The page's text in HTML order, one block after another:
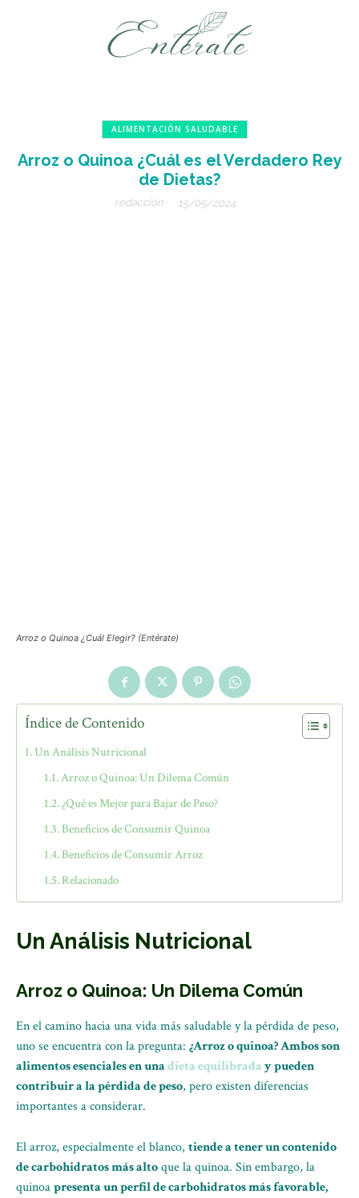
ALIMENTACIÓN SALUDABLE
Arroz o Quinoa ¿Cuál es el Verdadero Rey
de Dietas?
redacción 15/05/2024
Arroz o Quinoa ¿Cuál Elegir? (Entérate)
Índice de Contenido
Un Análisis Nutricional
Arroz o Quinoa: Un Dilema Común
¿Qué es Mejor para Bajar de Peso?
Beneficios de Consumir Quinoa
Beneficios de Consumir Arroz
Relacionado
Un Análisis Nutricional
Arroz o Quinoa: Un Dilema Común
En el camino hacia una vida más saludable y la pérdida de peso,
uno se encuentra con la pregunta: ¿Arroz o quinoa? Ambos son
alimentos esenciales en unadieta equilibraday pueden
contribuir a la pérdida de peso, pero existen diferencias
importantes a considerar.
El arroz, especialmente el blanco, tiende a tener un contenido
de carbohidratos más altoque la quinoa. Sin embargo, la
quinoapresenta un perfil de carbohidratos más favorable,